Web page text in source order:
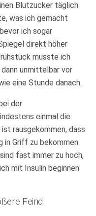
Blutzucker täglich
was ich gemacht
ich sogar
direkt höher
musste ich
unmittelbar vor
eine Stunde danach.
der
einmal die
rausgekommen, dass
in Griff zu bekommen
fast immer zu hoch,
mit Insulin beginnen
Feind